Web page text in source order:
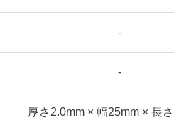
-
-
厚さ2.0mm × 幅25mm × 長